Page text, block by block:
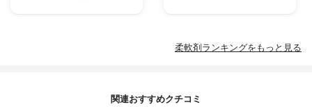
柔軟剤ランキングをもっと見る
関連おすすめクチコミ